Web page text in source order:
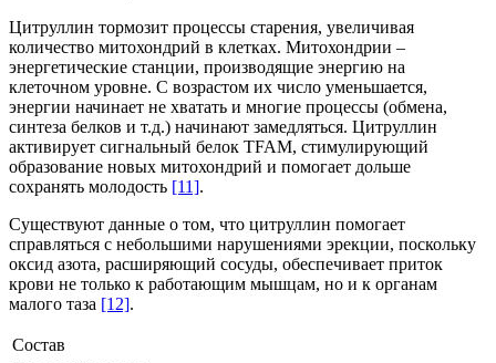
Цитруллин тормозит процессы старения, увеличивая
количество митохондрий в клетках. Митохондрии –
энергетические станции, производящие энергию на
клеточном уровне. С возрастом их число уменьшается,
энергии начинает не хватать и многие процессы (обмена,
синтеза белков и т.д.) начинают замедляться. Цитруллин
активирует сигнальный белок TFAM, стимулирующий
образование новых митохондрий и помогает дольше
сохранять молодость [11].
Существуют данные о том, что цитруллин помогает
справляться с небольшими нарушениями эрекции, поскольку
оксид азота, расширяющий сосуды, обеспечивает приток
крови не только к работающим мышцам, но и к органам
малого таза [12].
Состав